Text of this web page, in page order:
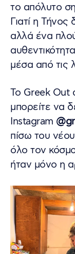
το απόλυτο
Γιατί η
αλλά ένα
μέσα από τις
Το Greek Out
μπορείτε να
Instagram
πίσω του
όλο τον
ήταν μόνο η